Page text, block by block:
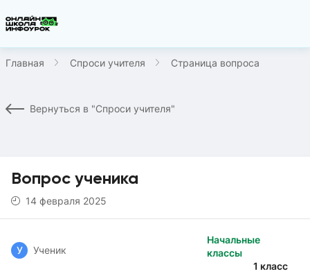
Главная Спроси учителя Страница вопроса
Вернуться в "Спроси учителя"
Вопрос ученика
14 февраля 2025
Начальные
классы
1 класс
У Ученик